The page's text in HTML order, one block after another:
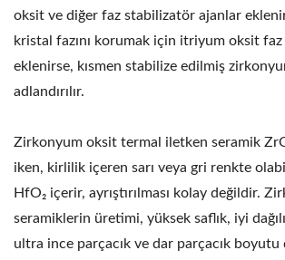
oksit ve diğer faz stabilizatör ajanlar
kristal fazını korumak için itriyum oksit
eklenirse, kısmen stabilize edilmiş
adlandırılır.
Zirkonyum oksit termal iletken seramik
iken, kirlilik içeren sarı veya gri renkte
HfO₂ içerir, ayrıştırılması kolay değildir.
seramiklerin üretimi, yüksek saflık, iyi
ultra ince parçacık ve dar parçacık boyutu